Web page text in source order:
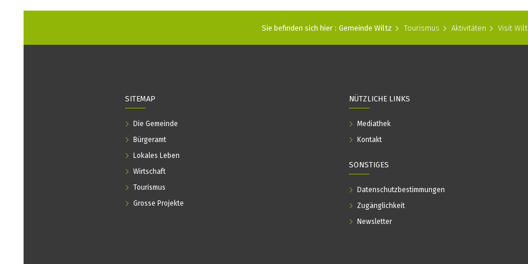
Sie befinden sich hier : Gemeinde Wiltz Tourismus Aktivitäten Visit
SITEMAP
Die Gemeinde
Bürgeramt
Lokales Leben
Wirtschaft
Tourismus
Grosse Projekte
NÜTZLICHE LINKS
Mediathek
Kontakt
SONSTIGES
Datenschutzbestimmungen
Zugänglichkeit
Newsletter